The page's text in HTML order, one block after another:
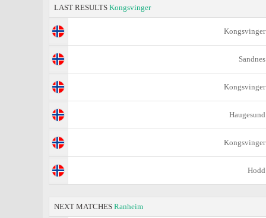
LAST RESULTS Kongsvinger
Kongsvinger
Sandnes
Kongsvinger
Haugesund
Kongsvinger
Hodd
NEXT MATCHES Ranheim